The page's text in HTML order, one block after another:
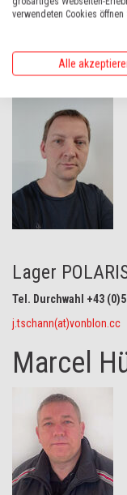
Jürgen
Lager
Tel. Durchwahl +43
j.tschann(at)vonblon.cc
Marcel
verwendeten Cookies
Alle